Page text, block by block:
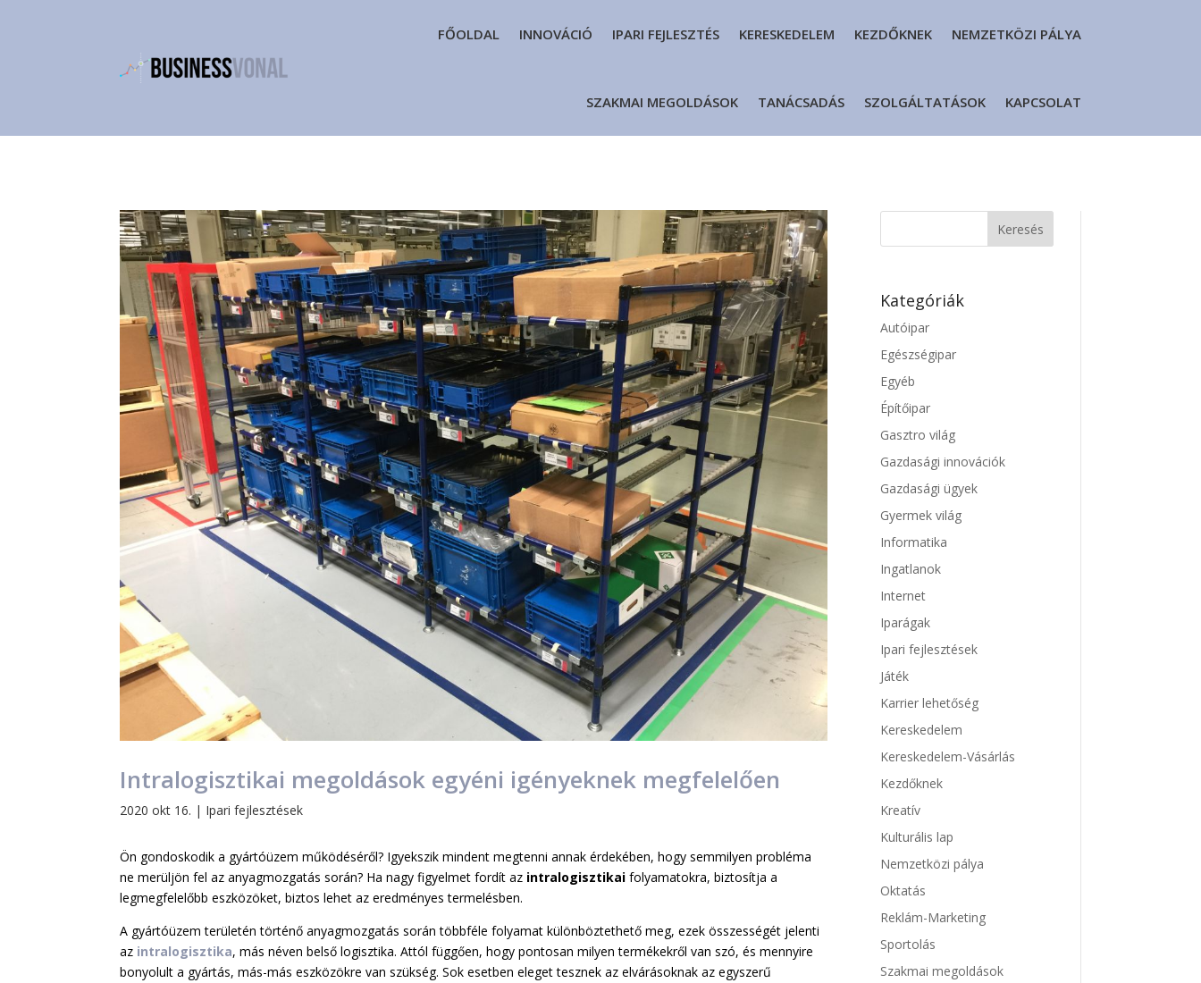
FŐOLDAL INNOVÁCIÓ IPARI FEJLESZTÉS KERESKEDELEM KEZDŐKNEK NEMZETKÖZI PÁLYA
SZAKMAI MEGOLDÁSOK TANÁCSADÁS SZOLGÁLTATÁSOK KAPCSOLAT
Intralogisztikai megoldások egyéni igényeknek megfelelően
2020 okt 16. | Ipari fejlesztések
Ön gondoskodik a gyártóüzem működéséről? Igyekszik mindent megtenni annak érdekében, hogy semmilyen probléma
ne merüljön fel az anyagmozgatás során? Ha nagy figyelmet fordít az intralogisztikai folyamatokra, biztosítja a
legmegfelelőbb eszközöket, biztos lehet az eredményes termelésben.
A gyártóüzem területén történő anyagmozgatás során többféle folyamat különböztethető meg, ezek összességét jelenti
az intralogisztika, más néven belső logisztika. Attól függően, hogy pontosan milyen termékekről van szó, és mennyire
bonyolult a gyártás, más-más eszközökre van szükség. Sok esetben eleget tesznek az elvárásoknak az egyszerű
Kategóriák
Autóipar
Egészségipar
Egyéb
Építőipar
Gasztro világ
Gazdasági innovációk
Gazdasági ügyek
Gyermek világ
Informatika
Ingatlanok
Internet
Iparágak
Ipari fejlesztések
Játék
Karrier lehetőség
Kereskedelem
Kereskedelem-Vásárlás
Kezdőknek
Kreatív
Kulturális lap
Nemzetközi pálya
Oktatás
Reklám-Marketing
Sportolás
Szakmai megoldások